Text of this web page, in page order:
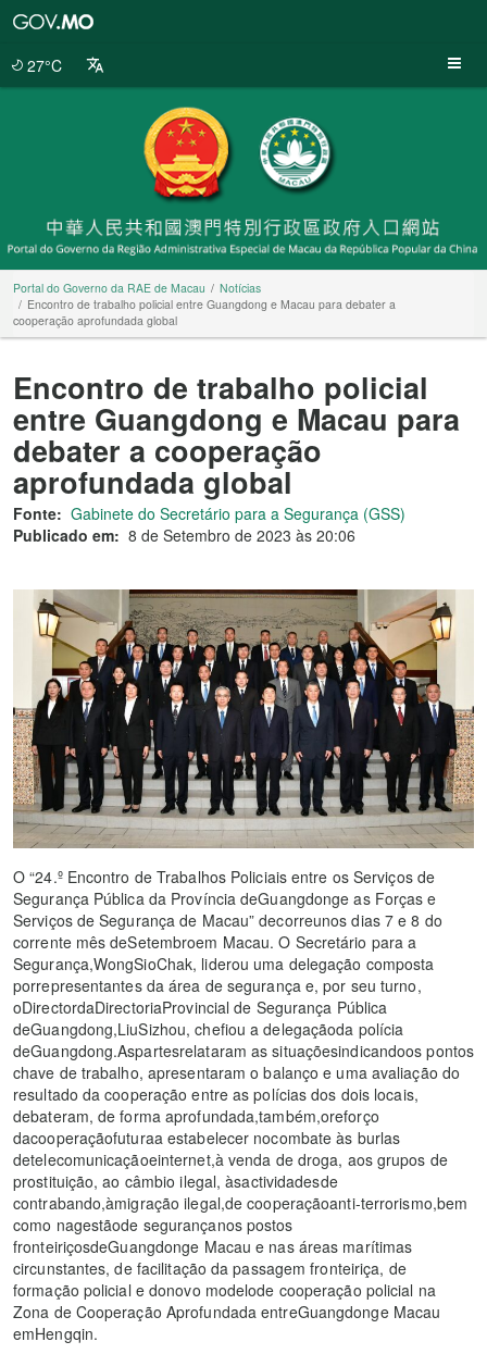
27°C
Portal do Governo da RAE de Macau
Notícias
Encontro de trabalho policial entre Guangdong e Macau para debater a
cooperação aprofundada global
Encontro de trabalho policial
entre Guangdong e Macau para
debater a cooperação
aprofundada global
Fonte: Gabinete do Secretário para a Segurança (GSS)
Publicado em: 8 de Setembro de 2023 às 20:06
O “24.º Encontro de Trabalhos Policiais entre os Serviços de
Segurança Pública da Província deGuangdonge as Forças e
Serviços de Segurança de Macau” decorreunos dias 7 e 8 do
corrente mês deSetembroem Macau. O Secretário para a
Segurança,WongSioChak, liderou uma delegação composta
porrepresentantes da área de segurança e, por seu turno,
oDirectordaDirectoriaProvincial de Segurança Pública
deGuangdong,LiuSizhou, chefiou a delegaçãoda polícia
deGuangdong.Aspartesrelataram as situaçõesindicandoos pontos
chave de trabalho, apresentaram o balanço e uma avaliação do
resultado da cooperação entre as polícias dos dois locais,
debateram, de forma aprofundada,também,oreforço
dacooperaçãofuturaa estabelecer nocombate às burlas
detelecomunicaçãoeinternet,à venda de droga, aos grupos de
prostituição, ao câmbio ilegal, àsactividadesde
contrabando,àmigração ilegal,de cooperaçãoanti-terrorismo,bem
como nagestãode segurançanos postos
fronteiriçosdeGuangdonge Macau e nas áreas marítimas
circunstantes, de facilitação da passagem fronteiriça, de
formação policial e donovo modelode cooperação policial na
Zona de Cooperação Aprofundada entreGuangdonge Macau
emHengqin.